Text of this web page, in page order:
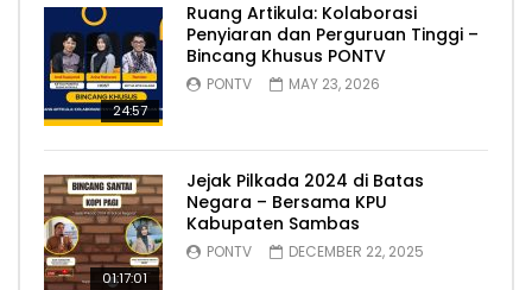
24:57
Ruang Artikula: Kolaborasi
Penyiaran dan Perguruan Tinggi –
Bincang Khusus PONTV
PONTV MAY 23, 2026
01:17:01
Jejak Pilkada 2024 di Batas
Negara – Bersama KPU
Kabupaten Sambas
PONTV DECEMBER 22, 2025